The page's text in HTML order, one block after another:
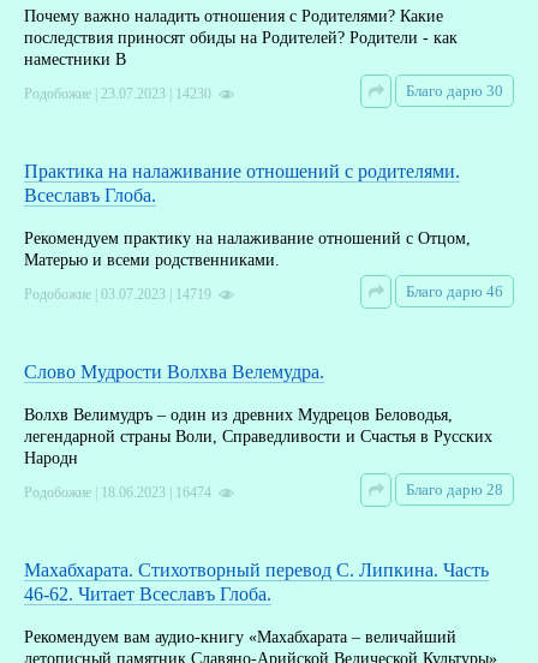
Почему важно наладить отношения с Родителями? Какие
последствия приносят обиды на Родителей? Родители - как
наместники В
Родобожие | 23.07.2023 | 14230 Благо дарю 30
Практика на налаживание отношений с родителями.
Всеславъ Глоба.
Рекомендуем практику на налаживание отношений с Отцом,
Матерью и всеми родственниками.
Родобожие | 03.07.2023 | 14719 Благо дарю 46
Слово Мудрости Волхва Велемудра.
Волхв Велимудръ – один из древних Мудрецов Беловодья,
легендарной страны Воли, Справедливости и Счастья в Русских
Народн
Родобожие | 18.06.2023 | 16474 Благо дарю 28
Махабхарата. Стихотворный перевод С. Липкина. Часть
46-62. Читает Всеславъ Глоба.
Рекомендуем вам аудио-книгу «Махабхарата – величайший
летописный памятник Славяно-Арийской Ведической Культуры».